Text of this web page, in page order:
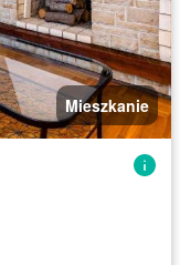
Mieszkanie